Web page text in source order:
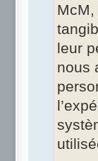
leur
nous